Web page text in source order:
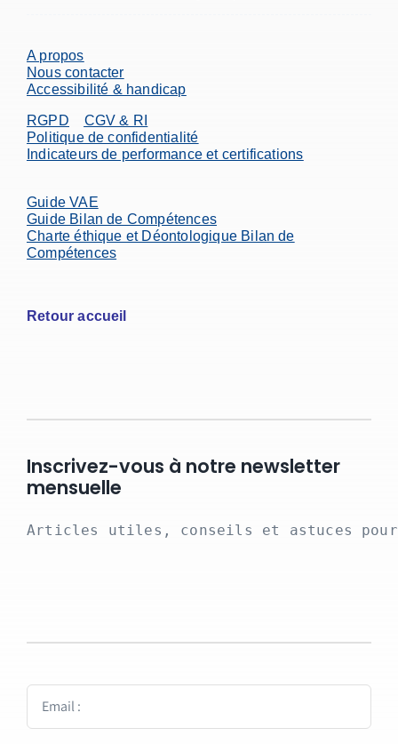
A propos
Nous contacter
Accessibilité & handicap
RGPD
CGV & RI
Politique de confidentialité
Indicateurs de performance et certifications
Guide VAE
Guide Bilan de Compétences
Charte éthique et Déontologique Bilan de
Compétences
Retour accueil
Inscrivez-vous à notre newsletter
mensuelle
Articles utiles, conseils et astuces